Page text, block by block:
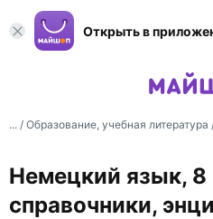
Открыть в
... / Образование, учебная литература
Немецкий язык, 8
справочники,